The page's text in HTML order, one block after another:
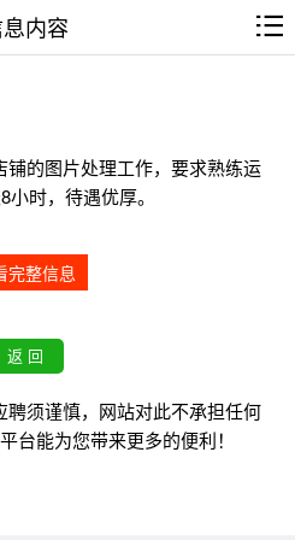
内容
的图片处理工作，要求熟练运
时，待遇优厚。
完整信息
须谨慎，网站对此不承担任何
台能为您带来更多的便利！